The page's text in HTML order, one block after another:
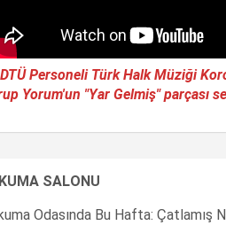
Personeli Türk Halk Müziği
Yorum'un "Yar Gelmiş" parçası
SALONU
Odasında Bu Hafta: Çatlamış